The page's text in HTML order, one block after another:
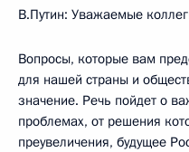
В.Путин: Уважаемые
Вопросы, которые вам
для нашей страны и
значение. Речь пойдет о
проблемах, от решения
преувеличения, будущее